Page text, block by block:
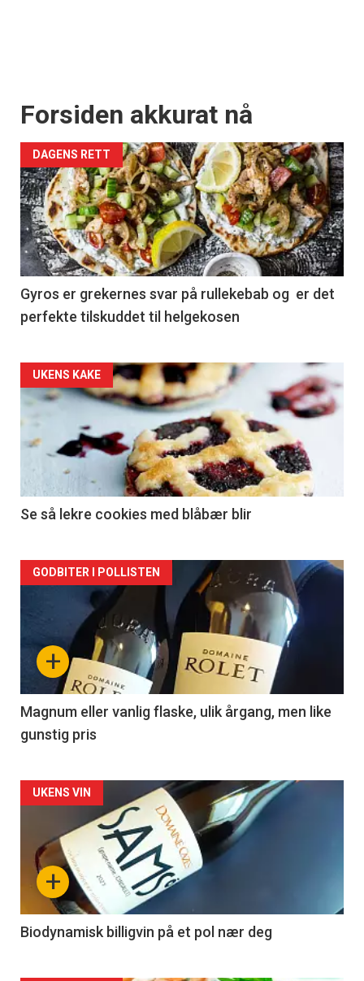
Forsiden akkurat nå
DAGENS RETT
Gyros er grekernes svar på rullekebab og er det
perfekte tilskuddet til helgekosen
Forsiden
akkurat
nå
2
UKENS KAKE
Se så lekre cookies med blåbær blir
Forsiden
akkurat
nå
3
+
GODBITER I POLLISTEN
Magnum eller vanlig flaske, ulik årgang, men like
gunstig pris
Forsiden
akkurat
nå
4
+
UKENS VIN
Biodynamisk billigvin på et pol nær deg